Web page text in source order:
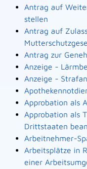
Antrag auf
stellen
Antrag auf
Antrag zur
Anzeige -
Anzeige -
Approbation als
Approbation als
Drittstaaten
Arbeitnehmer-
Arbeitsplätze in
einer